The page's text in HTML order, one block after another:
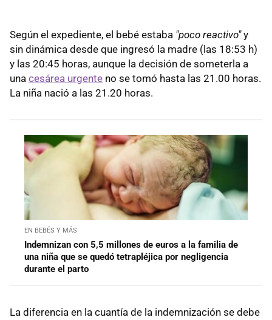
Según el expediente, el bebé estaba "poco reactivo"y
sin dinámica desde que ingresó la madre (las 18:53 h)
y las 20:45 horas, aunque la decisión de someterla a
una cesárea urgente no se tomó hasta las 21.00 horas.
La niña nació a las 21.20 horas.
EN BEBÉS Y MÁS
Indemnizan con 5,5 millones de euros a la familia de
una niña que se quedó tetrapléjica por negligencia
durante el parto
La diferencia en la cuantía de la indemnización se debe